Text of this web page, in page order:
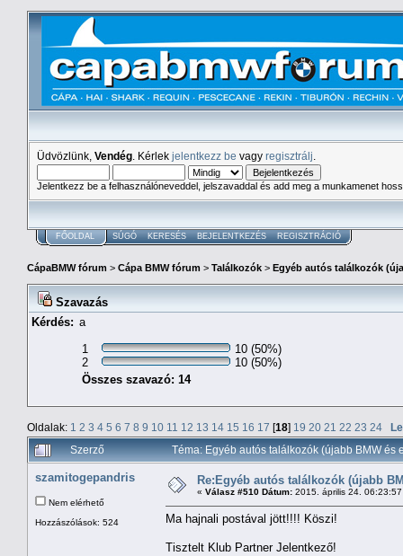
Üdvözlünk, Vendég . Kérlek jelentkezz be vagy regisztrálj
Jelentkezz be a felhasználóneveddel, jelszavaddal és add meg a munkamenet
FŐOLDAL SÚGÓ KERESÉS BEJELENTKEZÉS REGISZTRÁCIÓ
CápaBMW fórum > Cápa BMW fórum > Találkozók > Egyéb autós találkozók
Szavazás
Kérdés: a
1
10 (50%)
2
10 (50%)
Összes szavazó: 14
Oldalak: 1 2 3 4 5 6 7 8 9 10 11 12 13 14 15 16 17 [18] 19 20 21 22 23 24
Le
Szerző
Téma: Egyéb autós találkozók (újabb BMW
szamitogepandris
Nem elérhető
Hozzászólások: 524
Re:Egyéb autós találkozók (újabb
« Válasz #510 Dátum: 2015. április 24.
Ma hajnali postával jött!!!! Köszi!
Tisztelt Klub Partner Jelentkező!